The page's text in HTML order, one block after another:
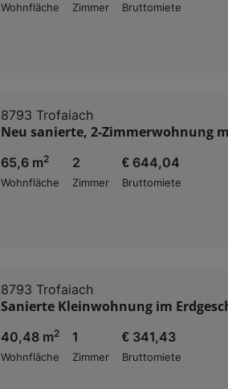
Wohnfläche
Zimmer Bruttomiete
8793 Trofaiach
Neu sanierte, 2-Zimmerwohnung
65,6 m2
Wohnfläche
2
Zimmer
€ 644,04
Bruttomiete
8793 Trofaiach
Sanierte Kleinwohnung im
40,48 m2
Wohnfläche
1
Zimmer
€ 341,43
Bruttomiete